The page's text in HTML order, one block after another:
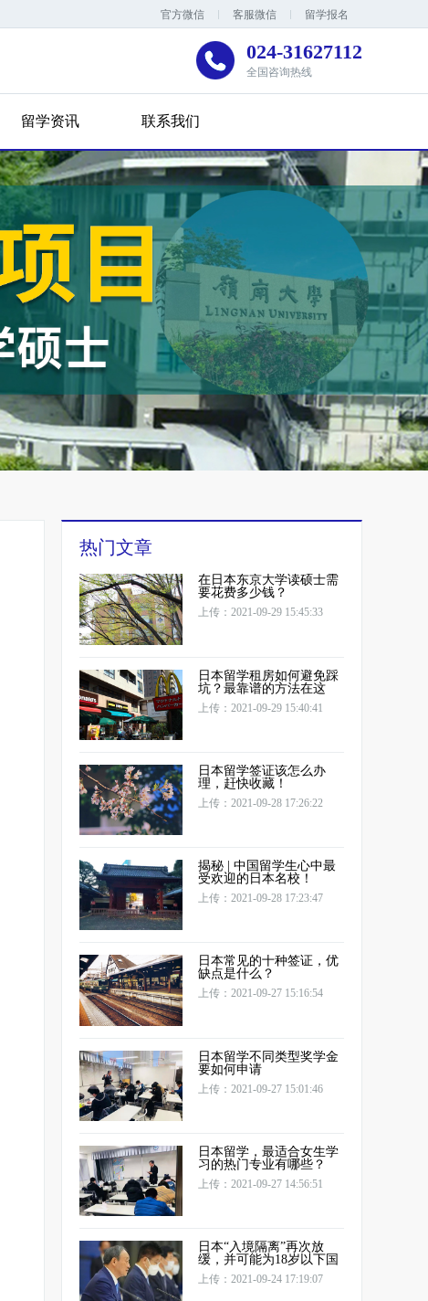
官方微信 客服微信 留学报名
024-31627112
全国咨询热线
留学资讯 联系我们
热门文章
在日本东京大学读硕士需
要花费多少钱？
上传：2021-09-29 15:45:33
日本留学租房如何避免踩
坑？最靠谱的方法在这
上传：2021-09-29 15:40:41
日本留学签证该怎么办
理，赶快收藏！
上传：2021-09-28 17:26:22
揭秘 | 中国留学生心中最
受欢迎的日本名校！
上传：2021-09-28 17:23:47
日本常见的十种签证，优
缺点是什么？
上传：2021-09-27 15:16:54
日本留学不同类型奖学金
要如何申请
上传：2021-09-27 15:01:46
日本留学，最适合女生学
习的热门专业有哪些？
上传：2021-09-27 14:56:51
日本“入境隔离”再次放
缓，并可能为18岁以下国
上传：2021-09-24 17:19:07